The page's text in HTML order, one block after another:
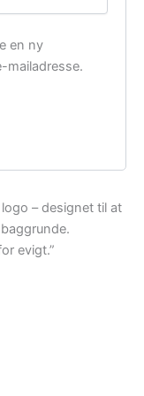
en ny
mailadresse.
evigt.”